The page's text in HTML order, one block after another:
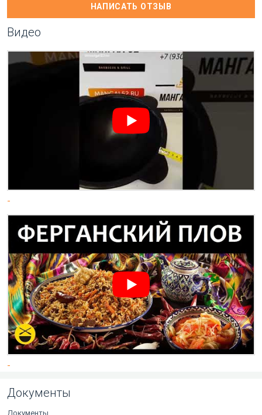
НАПИСАТЬ ОТЗЫВ
Видео
-
-
Документы
Документы